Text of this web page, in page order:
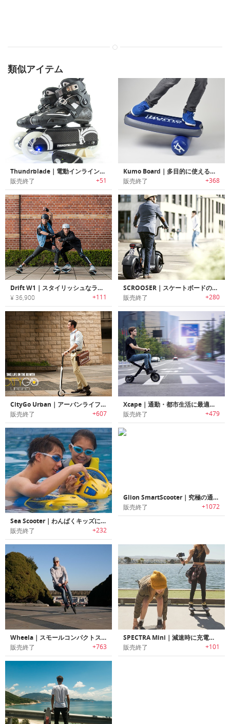
類似アイテム
Thundrblade｜電動インラインスケート「サンダーブレード」
販売終了 +51
Kumo Board｜多目的に使える空気注入式ポータブルバランスボード「クモボード」
販売終了 +368
Drift W1｜スタイリッシュなライドが可能なSegway E-スケート「ドリフトW1」
¥ 36,900 +111
SCROOSER｜スケートボードのようにキック走行も可能な幅広タイヤで安定化抜群のeバイク「スクローサー」
販売終了 +280
CityGo Urban｜アーバンライフに最適な電動スクーター「シティゴーアーバン」
販売終了 +607
Xcape｜通勤・都市生活に最適な折りたたみ式電動スクーター「エックスケープ」
販売終了 +479
Sea Scooter｜わんぱくキッズに最適なシースクーター
販売終了 +232
Glion SmartScooter｜究極の通勤電動スクーター
販売終了 +1072
Wheela｜スモールコンパクトスクーターバイク「ウィーラ」
販売終了 +763
SPECTRA Mini｜減速時に充電するポータブル電動スケートボード「スペクトラミニ」
販売終了 +101